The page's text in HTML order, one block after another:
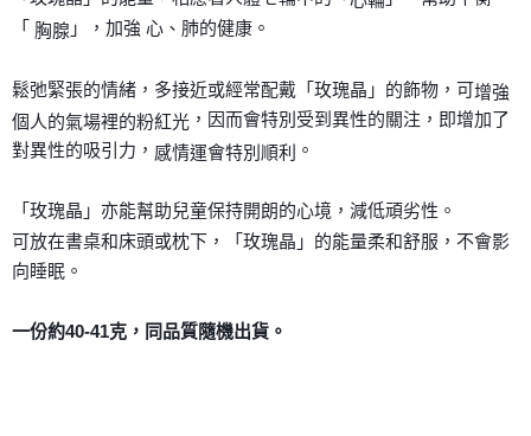
「 胸腺 」，加強 心、肺的健康。
鬆弛緊張的情緒，多接近或經常配戴「玫瑰晶」的飾物，可增強
個人的氣場裡的粉紅光 ，因而會特別受到異性的關注，即增加了
對異性的吸引力， 感情運會特別順利 。
「玫瑰晶」亦能幫助兒童保持開朗的心境，減低頑劣性。
可放在書桌和床頭或枕下，「玫瑰晶」的能量柔和舒服，不會影
向睡眠。
一份約40-41克，同品質隨機出貨。